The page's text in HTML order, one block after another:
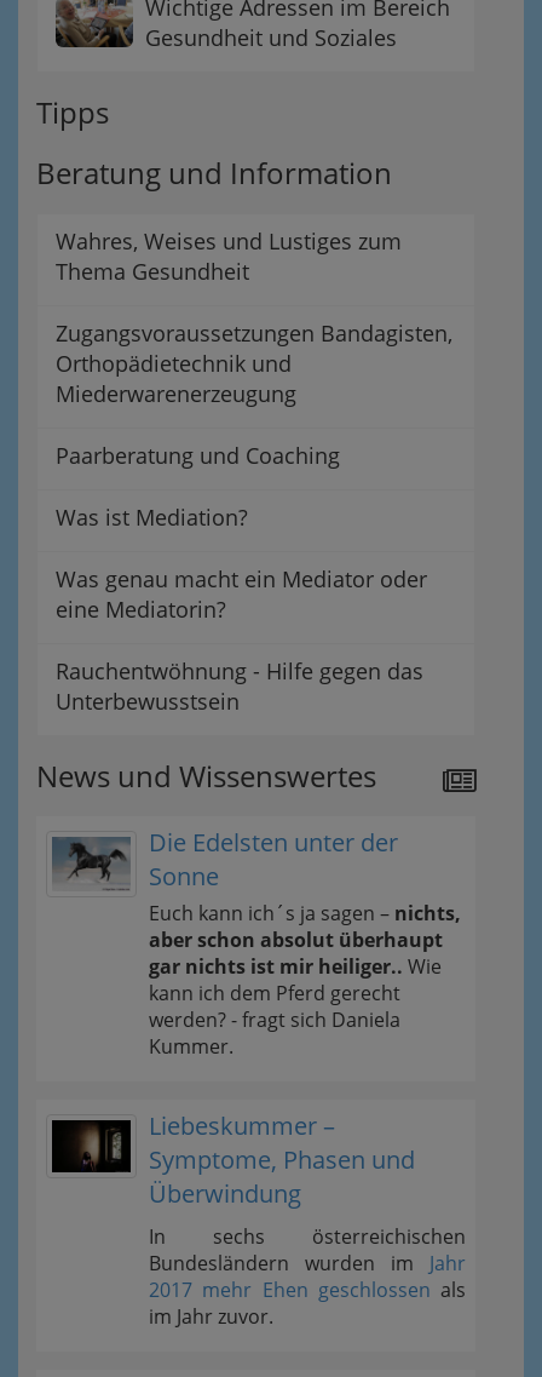
Wichtige Adressen im Bereich
Gesundheit und Soziales
Tipps
Beratung und Information
Wahres, Weises und Lustiges zum
Thema Gesundheit
Zugangsvoraussetzungen Bandagisten,
Orthopädietechnik und
Miederwarenerzeugung
Paarberatung und Coaching
Was ist Mediation?
Was genau macht ein Mediator oder
eine Mediatorin?
Rauchentwöhnung - Hilfe gegen das
Unterbewusstsein
News und Wissenswertes
Die Edelsten unter der
Sonne
Euch kann ich´s ja sagen – nichts,
aber schon absolut überhaupt
gar nichts ist mir heiliger.. Wie
kann ich dem Pferd gerecht
werden? - fragt sich Daniela
Kummer.
Liebeskummer –
Symptome, Phasen und
Überwindung
In sechs österreichischen
Bundesländern wurden im Jahr
2017 mehr Ehen geschlossen als
im Jahr zuvor.